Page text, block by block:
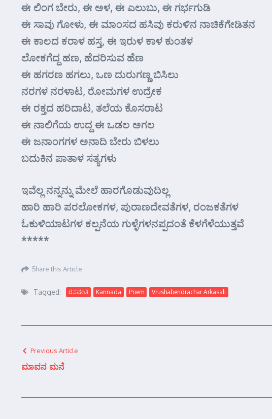
ಈ ಲಿಂಗ ಬೇರು, ಈ ಅಳ, ಈ ಎಲುಬು, ಈ ಗರ್ಭಗುಡಿ
ಈ ಸಾವು ಗೋಳು, ಈ ಮಾಂಸದ ಹಸಿವು ಕರುಳಿನ ನಾಚಿಕೆಗೇಡಿತನ
ಈ ಕಾಲದ ಕರಾಳ ಹಸ್ತ, ಈ ಇರುಳ ಕಾಳ ಕುಂತಳ
ಲೋಕಗೆದ್ದ ಹಣ, ಹೆದರಿಸುವ ಹೆಣ
ಈ ಹಗರಣ ಹಗಲು, ಒಣ ದುರುಗಣ್ಣ ಬಿಸಿಲು
ನರಗಳ ನರಳಾಟ, ರೋಮಗಳ ಉದ್ರೇಕ
ಈ ರಕ್ತದ ಹರಿದಾಟ, ತಲೆಯ ಕೊಸರಾಟ
ಈ ನಾಲಿಗೆಯ ಉದ್ದ ಈ ಒಡಲ ಅಗಲ
ಈ ಜನಾಂಗಗಳ ಅನಾದಿ ಬೇರು ಬಿಳಲು
ಬದುಕಿನ ಪಾತಾಳ ಸತ್ಯಗಳು
ಇವೆಲ್ಲ ನನ್ನನ್ನು ಮೇಲೆ ಹಾರಗೊಡುವುದಿಲ್ಲ
ಹಾರಿ ಹಾರಿ ಪರಲೋಕಗಳ, ಪುರಾಣದೇವತೆಗಳ, ರಂಜಕತೆಗಳ
ಓಕುಳಿಯಾಟಗಳ ಕಲ್ಪನೆಯ ಗುಳ್ಳೆಗಳನಪ್ಪದಂತೆ ಕೆಳಗೆಳೆಯುತ್ತವೆ
*****
Share this Article
Tagged: ರಸವಂತಿ Kannada Poem Vrushabendrachar Arkasali
Previous Article
ಮಾವನ ಮನೆ